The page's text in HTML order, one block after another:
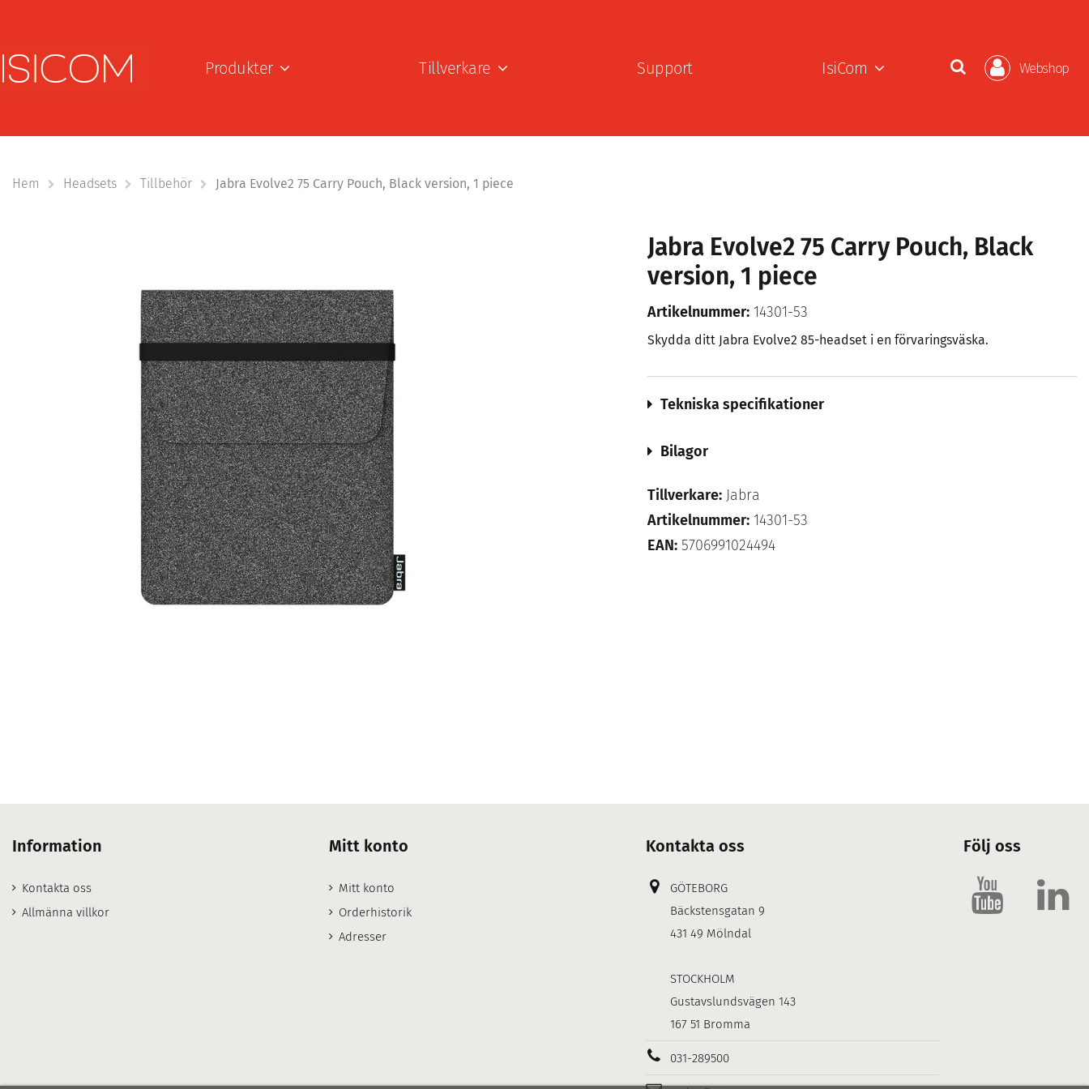
Produkter Tillverkare Support IsiCom Webshop
Hem Headsets Tillbehör Jabra Evolve2 75 Carry Pouch, Black version, 1 piece
Jabra Evolve2 75 Carry Pouch, Black
version, 1 piece
Artikelnummer: 14301-53
Skydda ditt Jabra Evolve2 85-headset i en förvaringsväska.
Tekniska specifikationer
Bilagor
Tillverkare: Jabra
Artikelnummer: 14301-53
EAN: 5706991024494
Information
Kontakta oss
Allmänna villkor
Mitt konto
Mitt konto
Orderhistorik
Adresser
Kontakta oss
GÖTEBORG
Bäckstensgatan 9
431 49 Mölndal
STOCKHOLM
Gustavslundsvägen 143
167 51 Bromma
031-289500
Följ oss